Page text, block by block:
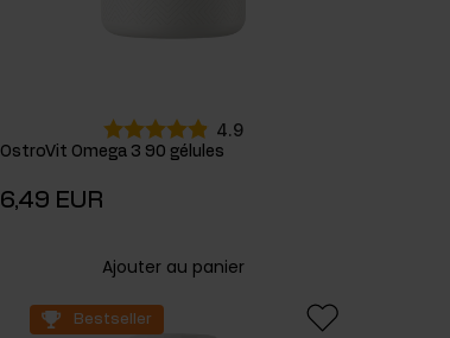
4.9
OstroVit Omega 3 90 gélules
6,49 EUR
Ajouter au panier
Bestseller